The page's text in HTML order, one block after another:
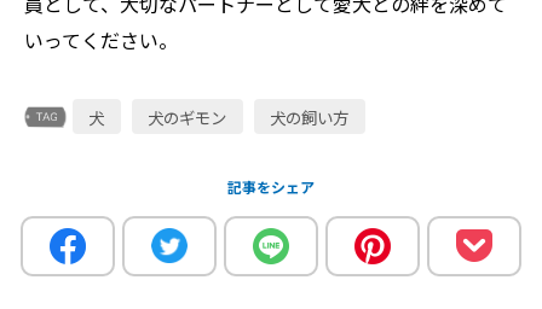
いってください。
犬 犬のギモン 犬の飼い方
記事をシェア